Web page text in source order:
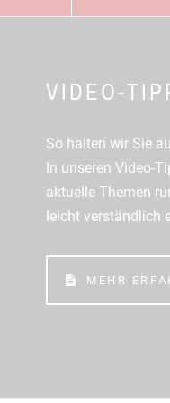
VIDEO-
So halten wir Sie
In unseren Video-
aktuelle Themen
leicht verständlich
MEHR